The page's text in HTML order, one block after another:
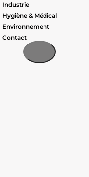
Industrie
Hygiène & Médical
Environnement
Contact